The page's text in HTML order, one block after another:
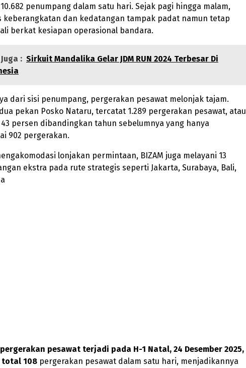
penumpang dalam satu hari. Sejak pagi hingga malam,
keberangkatan dan kedatangan tampak padat namun tetap
berkat kesiapan operasional bandara.
: Sirkuit Mandalika Gelar JDM RUN 2024 Terbesar Di
dari sisi penumpang, pergerakan pesawat melonjak tajam.
pekan Posko Nataru, tercatat 1.289 pergerakan pesawat, atau
persen dibandingkan tahun sebelumnya yang hanya
902 pergerakan.
lonjakan permintaan, BIZAM juga melayani 13
ekstra pada rute strategis seperti Jakarta, Surabaya, Bali,
pesawat terjadi pada H-1 Natal, 24 Desember 2025,
total 108 pergerakan pesawat dalam satu hari, menjadikannya